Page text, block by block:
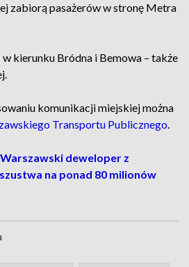
zabiorą pasażerów w stronę Metra
kierunku Bródna i Bemowa – także
komunikacji miejskiej można
Transportu Publicznego.
Warszawski deweloper z
na ponad 80 milionów